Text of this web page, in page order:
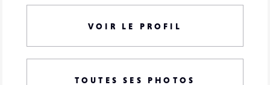
VOIR LE PROFIL
TOUTES SES PHOTOS